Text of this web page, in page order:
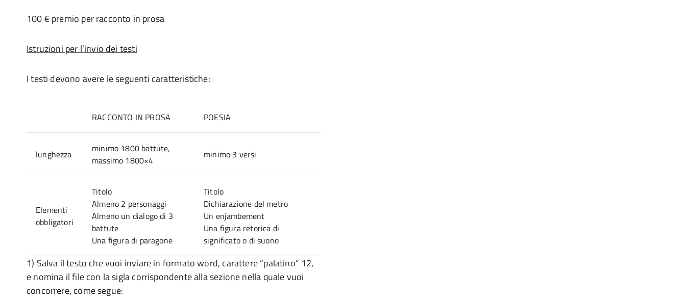
100 € premio per racconto in prosa
Istruzioni per l’invio dei testi
I testi devono avere le seguenti caratteristiche:
RACCONTO IN PROSA POESIA
lunghezza
minimo 1800 battute,
massimo 1800×4
minimo 3 versi
Elementi
obbligatori
Titolo
Almeno 2 personaggi
Almeno un dialogo di 3
battute
Una figura di paragone
Titolo
Dichiarazione del metro
Un enjambement
Una figura retorica di
significato o di suono
1) Salva il testo che vuoi inviare in formato word, carattere “palatino” 12,
e nomina il file con la sigla corrispondente alla sezione nella quale vuoi
concorrere, come segue: